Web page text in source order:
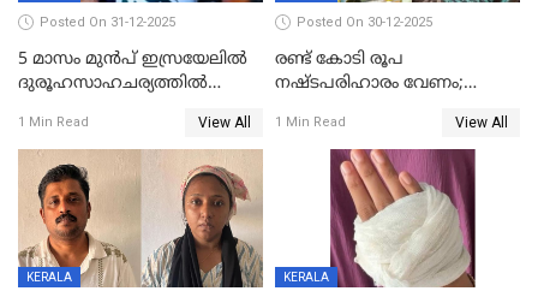
Posted On 31-12-2025
5 മാസം മുൻപ് ഇസ്രയേലിൽ
ദുരൂഹസാഹചര്യത്തിൽ
മലയാളി യുവാവിന്റെ ഭാര്യയും
മരിച്ചു
1 Min Read View All
Posted On 30-12-2025
രണ്ട് കോടി രൂപ
നഷ്ടപരിഹാരം വേണം;
നോട്ടീസയച്ച് ഉമാ തോമസ്
1 Min Read View All
KERALA KERALA